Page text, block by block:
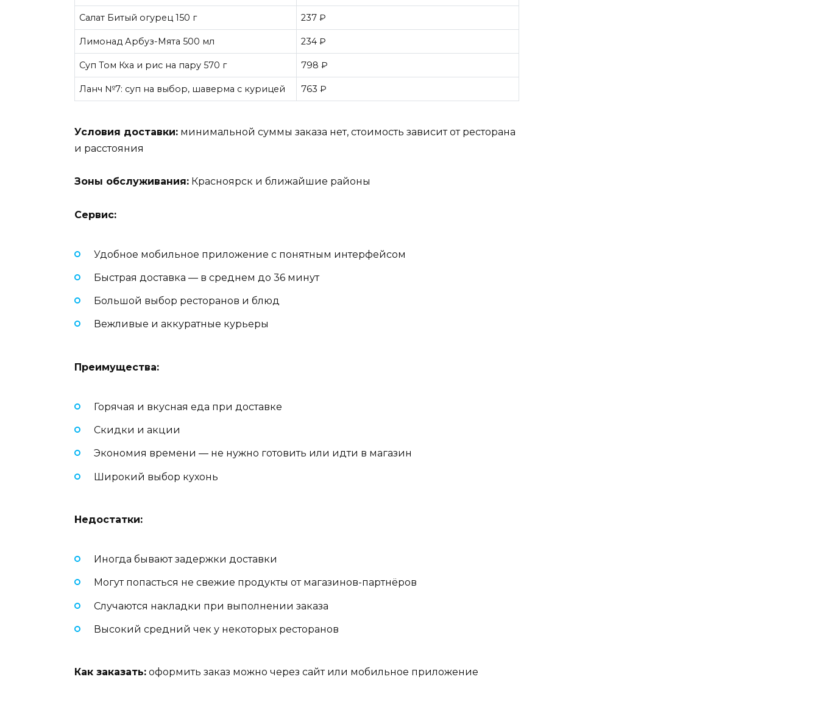
Салат Битый огурец 150 г 237 ₽
Лимонад Арбуз-Мята 500 мл 234 ₽
Суп Том Кха и рис на пару 570 г 798 ₽
Ланч №7: суп на выбор, шаверма с курицей 763 ₽
Условия доставки: минимальной суммы заказа нет, стоимость зависит от ресторана
и расстояния
Зоны обслуживания: Красноярск и ближайшие районы
Сервис:
Удобное мобильное приложение с понятным интерфейсом
Быстрая доставка — в среднем до 36 минут
Большой выбор ресторанов и блюд
Вежливые и аккуратные курьеры
Преимущества:
Горячая и вкусная еда при доставке
Скидки и акции
Экономия времени — не нужно готовить или идти в магазин
Широкий выбор кухонь
Недостатки:
Иногда бывают задержки доставки
Могут попасться не свежие продукты от магазинов-партнёров
Случаются накладки при выполнении заказа
Высокий средний чек у некоторых ресторанов
Как заказать: оформить заказ можно через сайт или мобильное приложение